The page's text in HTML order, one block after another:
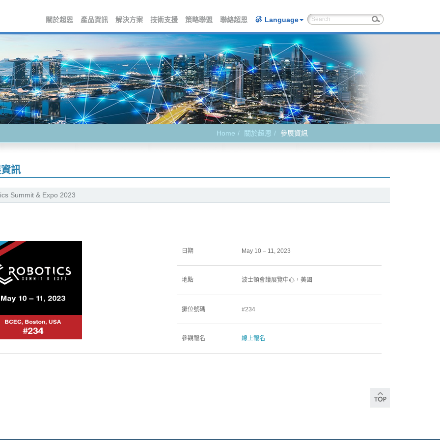
關於超恩 產品資訊 解決方案 技術支援 策略聯盟 聯絡超恩 Language
Home 關於超恩 參展資訊
訊
Summit & Expo 2023
日期 May 10 – 11, 2023
地點 波士頓會議展覽中心，美國
攤位號碼 #234
參觀報名 線上報名